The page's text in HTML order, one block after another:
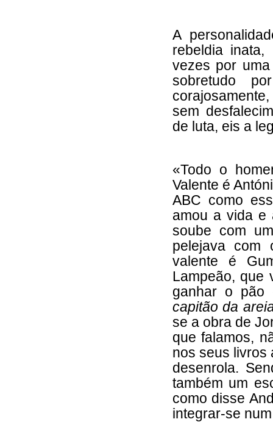
A
rebeldia inata,
vezes por
sobretudo
sem
de luta, eis a
«Todo o
Valente é
ABC como
amou a vida e
soube com
pelejava com
valente é
Lampeão,
ganhar o pão
capitão da
se a obra de
que falamos,
nos seus livros
desenrola.
também um
como disse
integrar-se